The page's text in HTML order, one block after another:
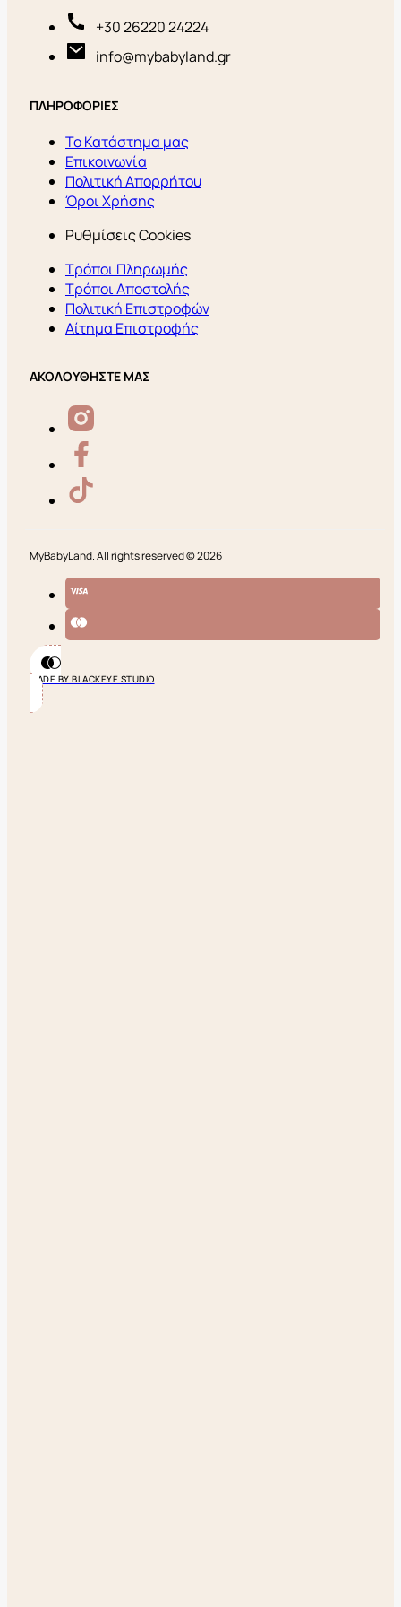
+30 26220 24224
info@mybabyland.gr
ΠΛΗΡΟΦΟΡΙΕΣ
Το Κατάστημα μας
Επικοινωνία
Πολιτική Απορρήτου
Όροι Χρήσης
Ρυθμίσεις Cookies
Τρόποι Πληρωμής
Τρόποι Αποστολής
Πολιτική Επιστροφών
Αίτημα Επιστροφής
ΑΚΟΛΟΥΘΗΣΤΕ ΜΑΣ
MyBabyLand. All rights reserved © 2026
MADE BY BLACKEYE STUDIO